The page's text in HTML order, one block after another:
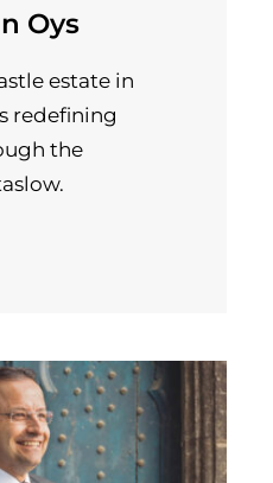
Oys
estate in
redefining
the